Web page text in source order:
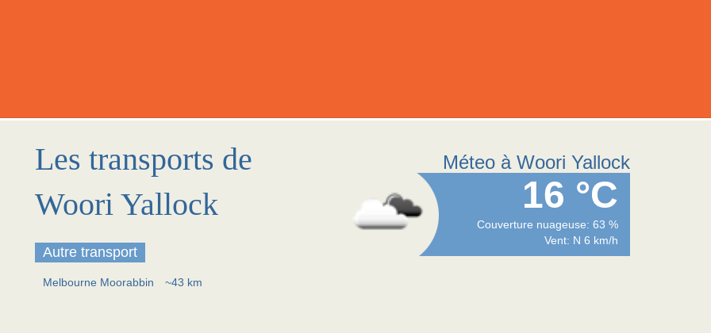
Les transports de
Woori Yallock
Autre transport
Melbourne Moorabbin ~43 km
Méteo à Woori Yallock
16 °C
Couverture nuageuse: 63 %
Vent: N 6 km/h